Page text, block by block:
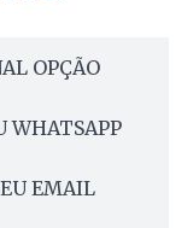
OPÇÃO
WHATSAPP
EMAIL